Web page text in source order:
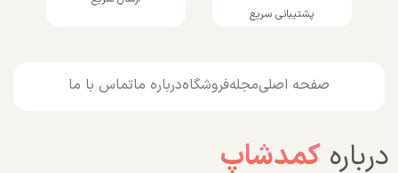
پشتیبانی سریع
صفحه اصلیمجلهفروشگاهدرباره ماتماس با ما
درباره کمدشاپ